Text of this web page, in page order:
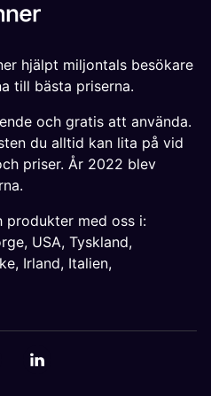
hjälpt miljontals besökare
till bästa priserna.
och gratis att använda.
du alltid kan lita på vid
priser. År 2022 blev
produkter med oss i:
, USA, Tyskland,
, Irland, Italien,